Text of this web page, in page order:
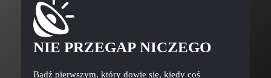
NIE PRZEGAP NICZEGO
Bądź pierwszym, który dowie się, kiedy coś
ciekawego będziemy mieli do zaoferowania.